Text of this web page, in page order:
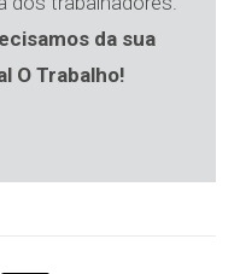
da sua
O Trabalho!